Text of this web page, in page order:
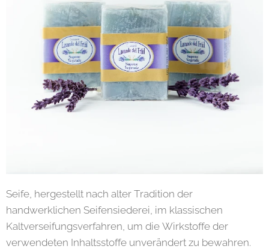
Seife, hergestellt nach alter Tradition der
handwerklichen Seifensiederei, im klassischen
Kaltverseifungsverfahren, um die Wirkstoffe der
verwendeten Inhaltsstoffe unverändert zu bewahren.